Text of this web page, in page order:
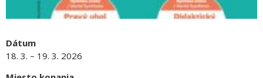
Dátum
18. 3. – 19. 3. 2026